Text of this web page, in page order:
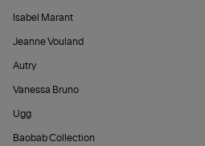
Isabel Marant
Jeanne Vouland
Autry
Vanessa Bruno
Ugg
Baobab Collection